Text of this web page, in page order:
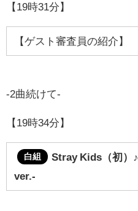
【19時31分】
【ゲスト審査員の紹介】
-2曲続けて-
【19時34分】
白組 Stray Kids（初）♪
ver.-